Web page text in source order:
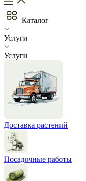
Каталог
Услуги
Услуги
Доставка растений
Посадочные работы